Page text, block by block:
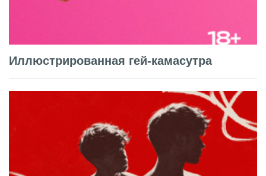
Иллюстрированная гей-камасутра